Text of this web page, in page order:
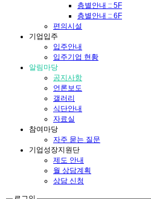
층별안내 :: 5F
층별안내 :: 6F
편의시설
기업입주
입주안내
입주기업 현황
알림마당
공지사항
언론보도
갤러리
식단안내
자료실
참여마당
자주 묻는 질문
기업성장지원단
제도 안내
월 상담계획
상담 신청